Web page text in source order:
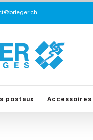
postaux Accessoires